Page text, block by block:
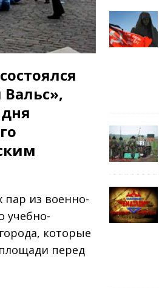
из военно-
учебно-
которые
перед